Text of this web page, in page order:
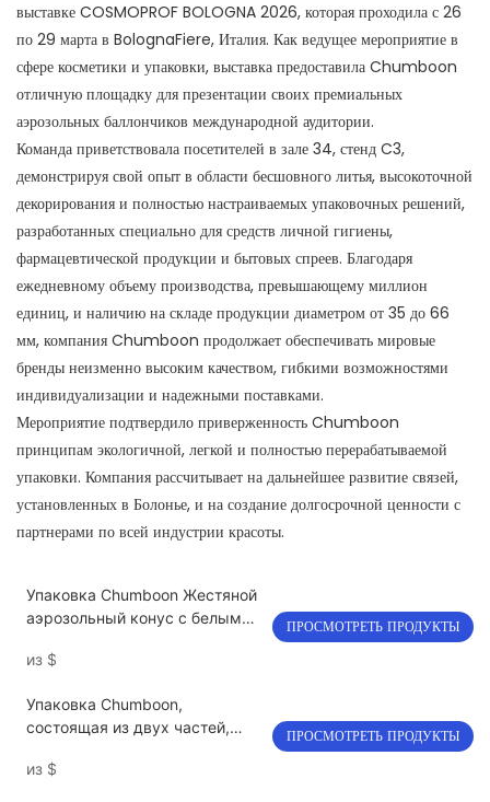
выставке COSMOPROF BOLOGNA 2026, которая проходила с 26
по 29 марта в BolognaFiere, Италия. Как ведущее мероприятие в
сфере косметики и упаковки, выставка предоставила Chumboon
отличную площадку для презентации своих премиальных
аэрозольных баллончиков международной аудитории.
Команда приветствовала посетителей в зале 34, стенд C3,
демонстрируя свой опыт в области бесшовного литья, высокоточной
декорирования и полностью настраиваемых упаковочных решений,
разработанных специально для средств личной гигиены,
фармацевтической продукции и бытовых спреев. Благодаря
ежедневному объему производства, превышающему миллион
единиц, и наличию на складе продукции диаметром от 35 до 66
мм, компания Chumboon продолжает обеспечивать мировые
бренды неизменно высоким качеством, гибкими возможностями
индивидуализации и надежными поставками.
Мероприятие подтвердило приверженность Chumboon
принципам экологичной, легкой и полностью перерабатываемой
упаковки. Компания рассчитывает на дальнейшее развитие связей,
установленных в Болонье, и на создание долгосрочной ценности с
партнерами по всей индустрии красоты.
Упаковка Chumboon Жестяной
аэрозольный конус с белым
из $
ПРОСМОТРЕТЬ ПРОДУКТЫ
Упаковка Chumboon,
состоящая из двух частей,
снега, банка 300 мл
из $
ПРОСМОТРЕТЬ ПРОДУКТЫ